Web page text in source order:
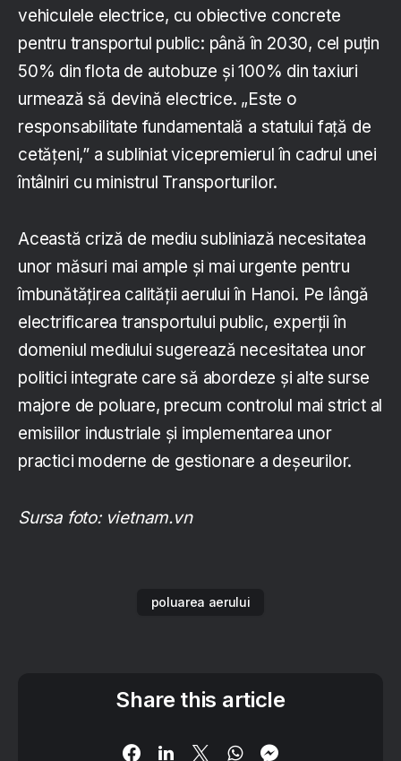
vehiculele electrice, cu obiective concrete
pentru transportul public: până în 2030, cel puțin
50% din flota de autobuze și 100% din taxiuri
urmează să devină electrice. „Este o
responsabilitate fundamentală a statului față de
cetățeni,” a subliniat vicepremierul în cadrul unei
întâlniri cu ministrul Transporturilor.
Această criză de mediu subliniază necesitatea
unor măsuri mai ample și mai urgente pentru
îmbunătățirea calității aerului în Hanoi. Pe lângă
electrificarea transportului public, experții în
domeniul mediului sugerează necesitatea unor
politici integrate care să abordeze și alte surse
majore de poluare, precum controlul mai strict al
emisiilor industriale și implementarea unor
practici moderne de gestionare a deșeurilor.
Sursa foto: vietnam.vn
poluarea aerului
Share this article